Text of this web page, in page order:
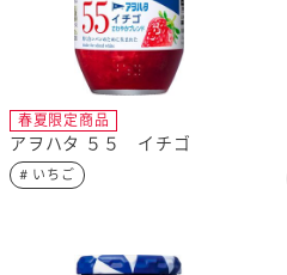
春夏限定商品
アヲハタ ５５ イチゴ
# いちご